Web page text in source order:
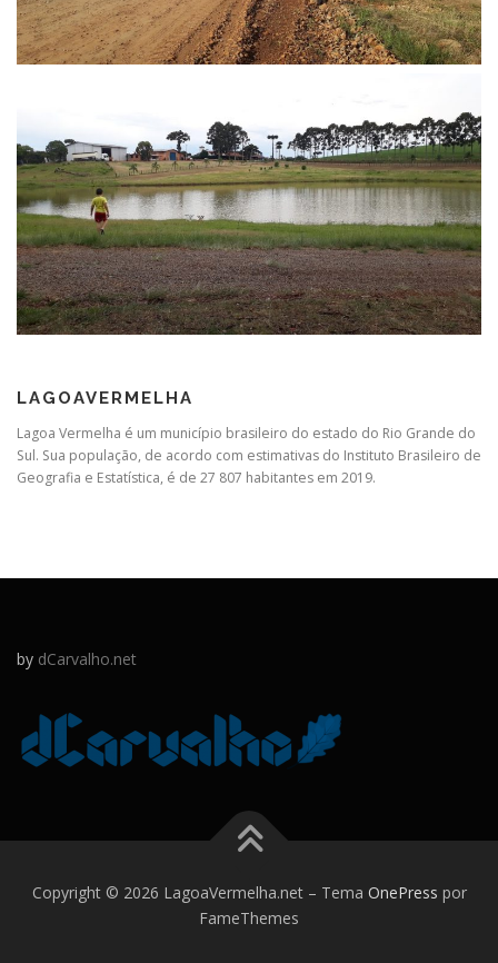
LAGOAVERMELHA
Lagoa Vermelha é um município brasileiro do estado do Rio Grande do
Sul. Sua população, de acordo com estimativas do Instituto Brasileiro de
Geografia e Estatística, é de 27 807 habitantes em 2019.
by dCarvalho.net
Copyright © 2026 LagoaVermelha.net – Tema OnePress por
FameThemes